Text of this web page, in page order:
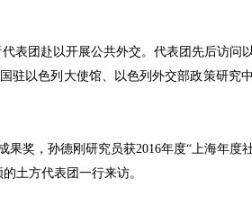
表团赴以开展公共外交。代表团先后访问
驻以色列大使馆、以色列外交部政策研究
果奖，孙德刚研究员获2016年度“上海年度
土方代表团一行来访。